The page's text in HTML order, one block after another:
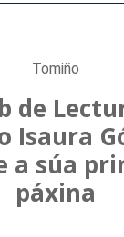
Tomiño
de
Isaura
a súa
páxina